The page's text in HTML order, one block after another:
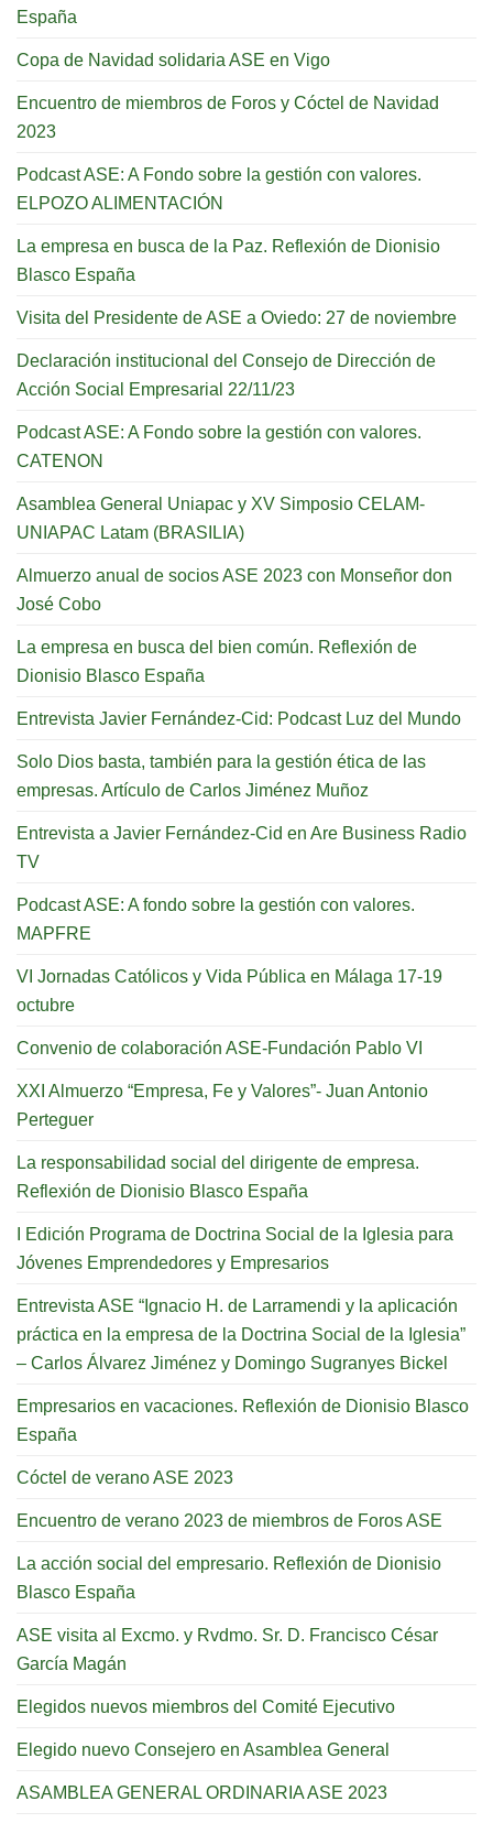
España
Copa de Navidad solidaria ASE en Vigo
Encuentro de miembros de Foros y Cóctel de Navidad
2023
Podcast ASE: A Fondo sobre la gestión con valores.
ELPOZO ALIMENTACIÓN
La empresa en busca de la Paz. Reflexión de Dionisio
Blasco España
Visita del Presidente de ASE a Oviedo: 27 de noviembre
Declaración institucional del Consejo de Dirección de
Acción Social Empresarial 22/11/23
Podcast ASE: A Fondo sobre la gestión con valores.
CATENON
Asamblea General Uniapac y XV Simposio CELAM-
UNIAPAC Latam (BRASILIA)
Almuerzo anual de socios ASE 2023 con Monseñor don
José Cobo
La empresa en busca del bien común. Reflexión de
Dionisio Blasco España
Entrevista Javier Fernández-Cid: Podcast Luz del Mundo
Solo Dios basta, también para la gestión ética de las
empresas. Artículo de Carlos Jiménez Muñoz
Entrevista a Javier Fernández-Cid en Are Business Radio
TV
Podcast ASE: A fondo sobre la gestión con valores.
MAPFRE
VI Jornadas Católicos y Vida Pública en Málaga 17-19
octubre
Convenio de colaboración ASE-Fundación Pablo VI
XXI Almuerzo “Empresa, Fe y Valores”- Juan Antonio
Perteguer
La responsabilidad social del dirigente de empresa.
Reflexión de Dionisio Blasco España
I Edición Programa de Doctrina Social de la Iglesia para
Jóvenes Emprendedores y Empresarios
Entrevista ASE “Ignacio H. de Larramendi y la aplicación
práctica en la empresa de la Doctrina Social de la Iglesia”
– Carlos Álvarez Jiménez y Domingo Sugranyes Bickel
Empresarios en vacaciones. Reflexión de Dionisio Blasco
España
Cóctel de verano ASE 2023
Encuentro de verano 2023 de miembros de Foros ASE
La acción social del empresario. Reflexión de Dionisio
Blasco España
ASE visita al Excmo. y Rvdmo. Sr. D. Francisco César
García Magán
Elegidos nuevos miembros del Comité Ejecutivo
Elegido nuevo Consejero en Asamblea General
ASAMBLEA GENERAL ORDINARIA ASE 2023